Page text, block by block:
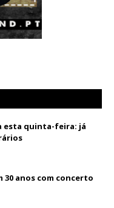
esta quinta-feira: já
30 anos com concerto